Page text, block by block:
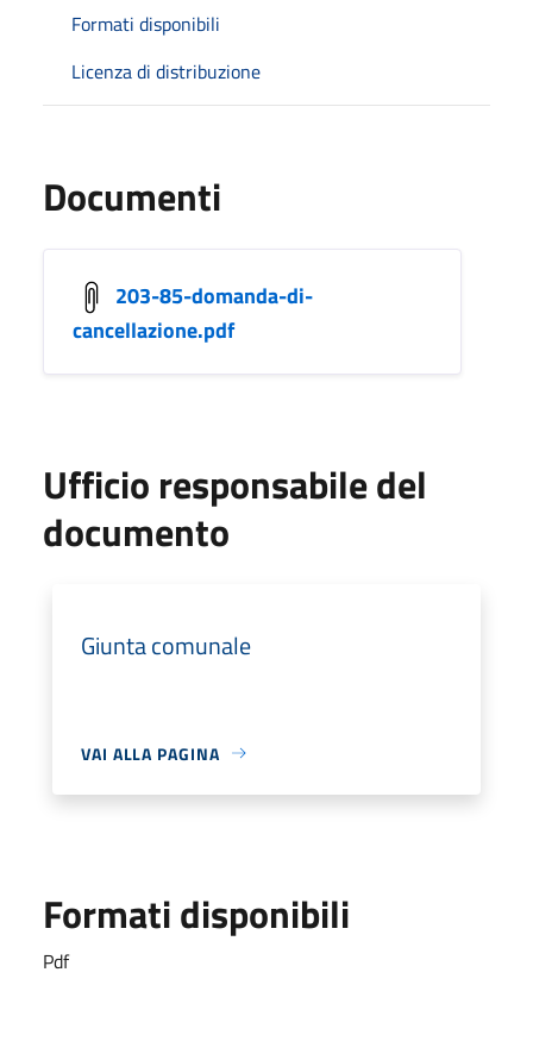
Formati disponibili
Licenza di distribuzione
Documenti
203-85-domanda-di-
cancellazione.pdf
Ufficio responsabile del
documento
Giunta comunale
VAI ALLA PAGINA
Formati disponibili
Pdf